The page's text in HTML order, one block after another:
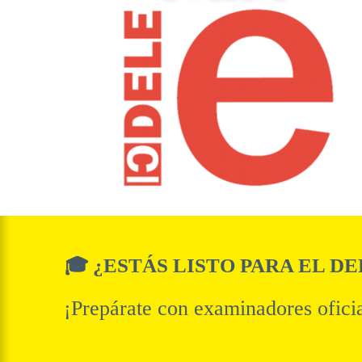
🎓 ¿ESTÁS LISTO PARA EL
¡Prepárate con examinadores